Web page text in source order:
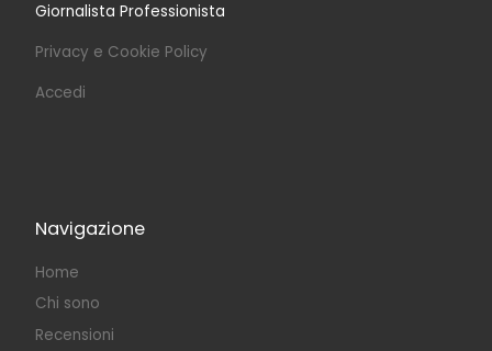
Giornalista Professionista
Privacy e Cookie Policy
Accedi
Navigazione
Home
Chi sono
Recensioni